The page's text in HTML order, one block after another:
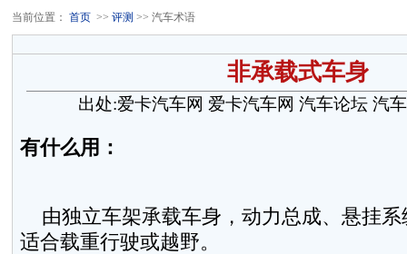
当前位置： 首页 >> 评测 >> 汽车术语
非承载式车身
出处:爱卡汽车网 爱卡汽车网 汽车论坛 汽
有什么用：
由独立车架承载车身，动力总成、悬挂系
适合载重行驶或越野。